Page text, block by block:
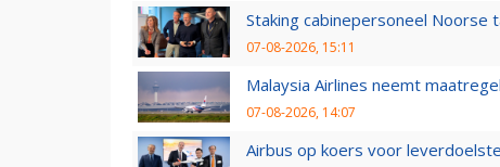
Staking cabinepersoneel Noorse
07-08-2026, 15:11
Malaysia Airlines neemt
07-08-2026, 14:07
Airbus op koers voor